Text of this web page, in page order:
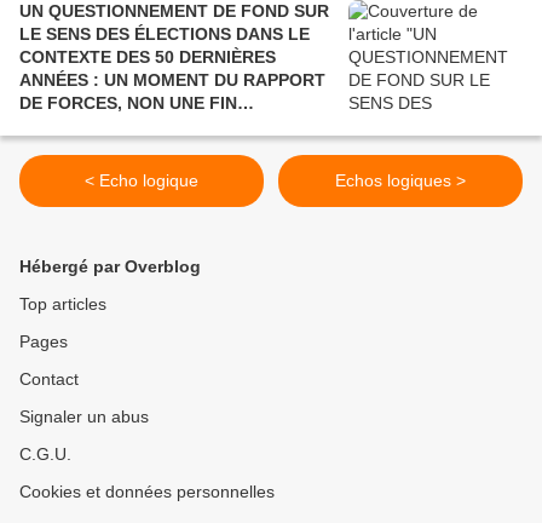
UN QUESTIONNEMENT DE FOND SUR
LE SENS DES ÉLECTIONS DANS LE
CONTEXTE DES 50 DERNIÈRES
ANNÉES : UN MOMENT DU RAPPORT
DE FORCES, NON UNE FIN
< Echo logique Echos logiques >
Hébergé par Overblog
Top articles
Pages
Contact
Signaler un abus
C.G.U.
Cookies et données personnelles